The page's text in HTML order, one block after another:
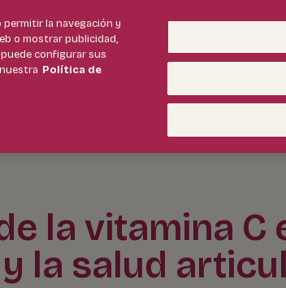
Productos
la vitamina C
la salud
la navegación y
o mostrar publicidad,
configurar sus
Política de